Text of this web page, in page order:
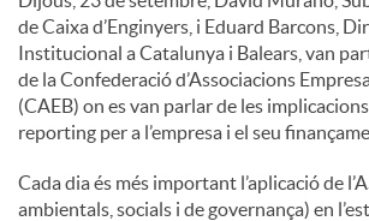
de Caixa d’Enginyers, i Eduard Barcons,
Institucional a Catalunya i Balears, van
de la Confederació d’Associacions
(CAEB) on es van parlar de les
reporting per a l’empresa i el seu
Cada dia és més important l’aplicació de
ambientals, socials i de governança) en